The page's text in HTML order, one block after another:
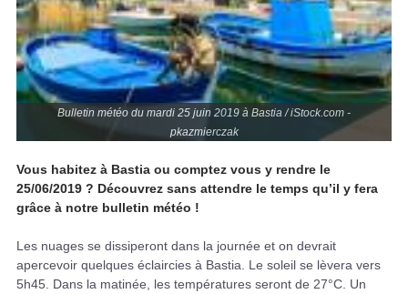
Bulletin météo du mardi 25 juin 2019 à Bastia / iStock.com -
pkazmierczak
Vous habitez à Bastia ou comptez vous y rendre le
25/06/2019 ? Découvrez sans attendre le temps qu’il y fera
grâce à notre bulletin météo !
Les nuages se dissiperont dans la journée et on devrait
apercevoir quelques éclaircies à Bastia. Le soleil se lèvera vers
5h45. Dans la matinée, les températures seront de 27°C. Un